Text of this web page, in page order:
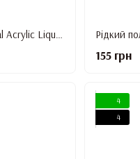
Рідкий полігель Starlet Professional Acrylic Liquid Gel YELLOW PINK, 15 мл
155 грн
4
4